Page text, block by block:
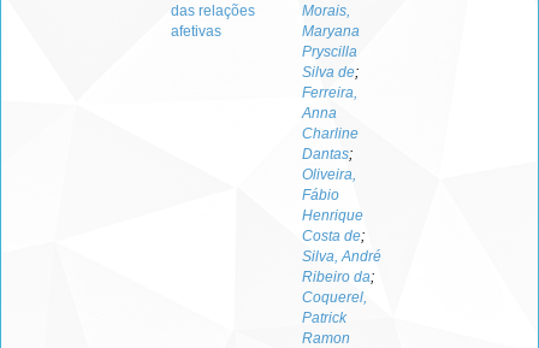
das relações
afetivas
Morais,
Maryana
Pryscilla
Silva de;
Ferreira,
Anna
Charline
Dantas;
Oliveira,
Fábio
Henrique
Costa de;
Silva, André
Ribeiro da;
Coquerel,
Patrick
Ramon